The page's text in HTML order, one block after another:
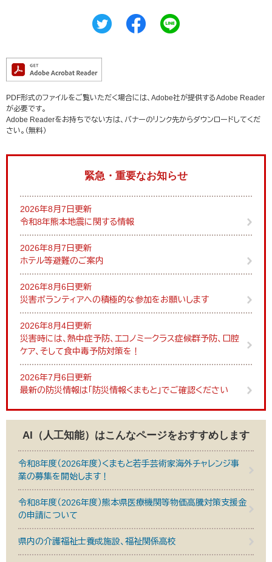
PDF形式のファイルをご覧いただく場合には、Adobe社が提供するAdobe Reader
が必要です。
Adobe Readerをお持ちでない方は、バナーのリンク先からダウンロードしてくだ
さい。（無料）
緊急・重要なお知らせ
2026年8月7日更新
令和8年熊本地震に関する情報
2026年8月7日更新
ホテル等避難のご案内
2026年8月6日更新
災害ボランティアへの積極的な参加をお願いします
2026年8月4日更新
災害時には、熱中症予防、エコノミークラス症候群予防、口腔
ケア、そして食中毒予防対策を！
2026年7月6日更新
最新の防災情報は「防災情報くまもと」でご確認ください
AI（人工知能）はこんなページをおすすめします
令和8年度（2026年度）くまもと若手芸術家海外チャレンジ事
業の募集を開始します！
令和8年度（2026年度）熊本県医療機関等物価高騰対策支援金
の申請について
県内の介護福祉士養成施設、福祉関係高校